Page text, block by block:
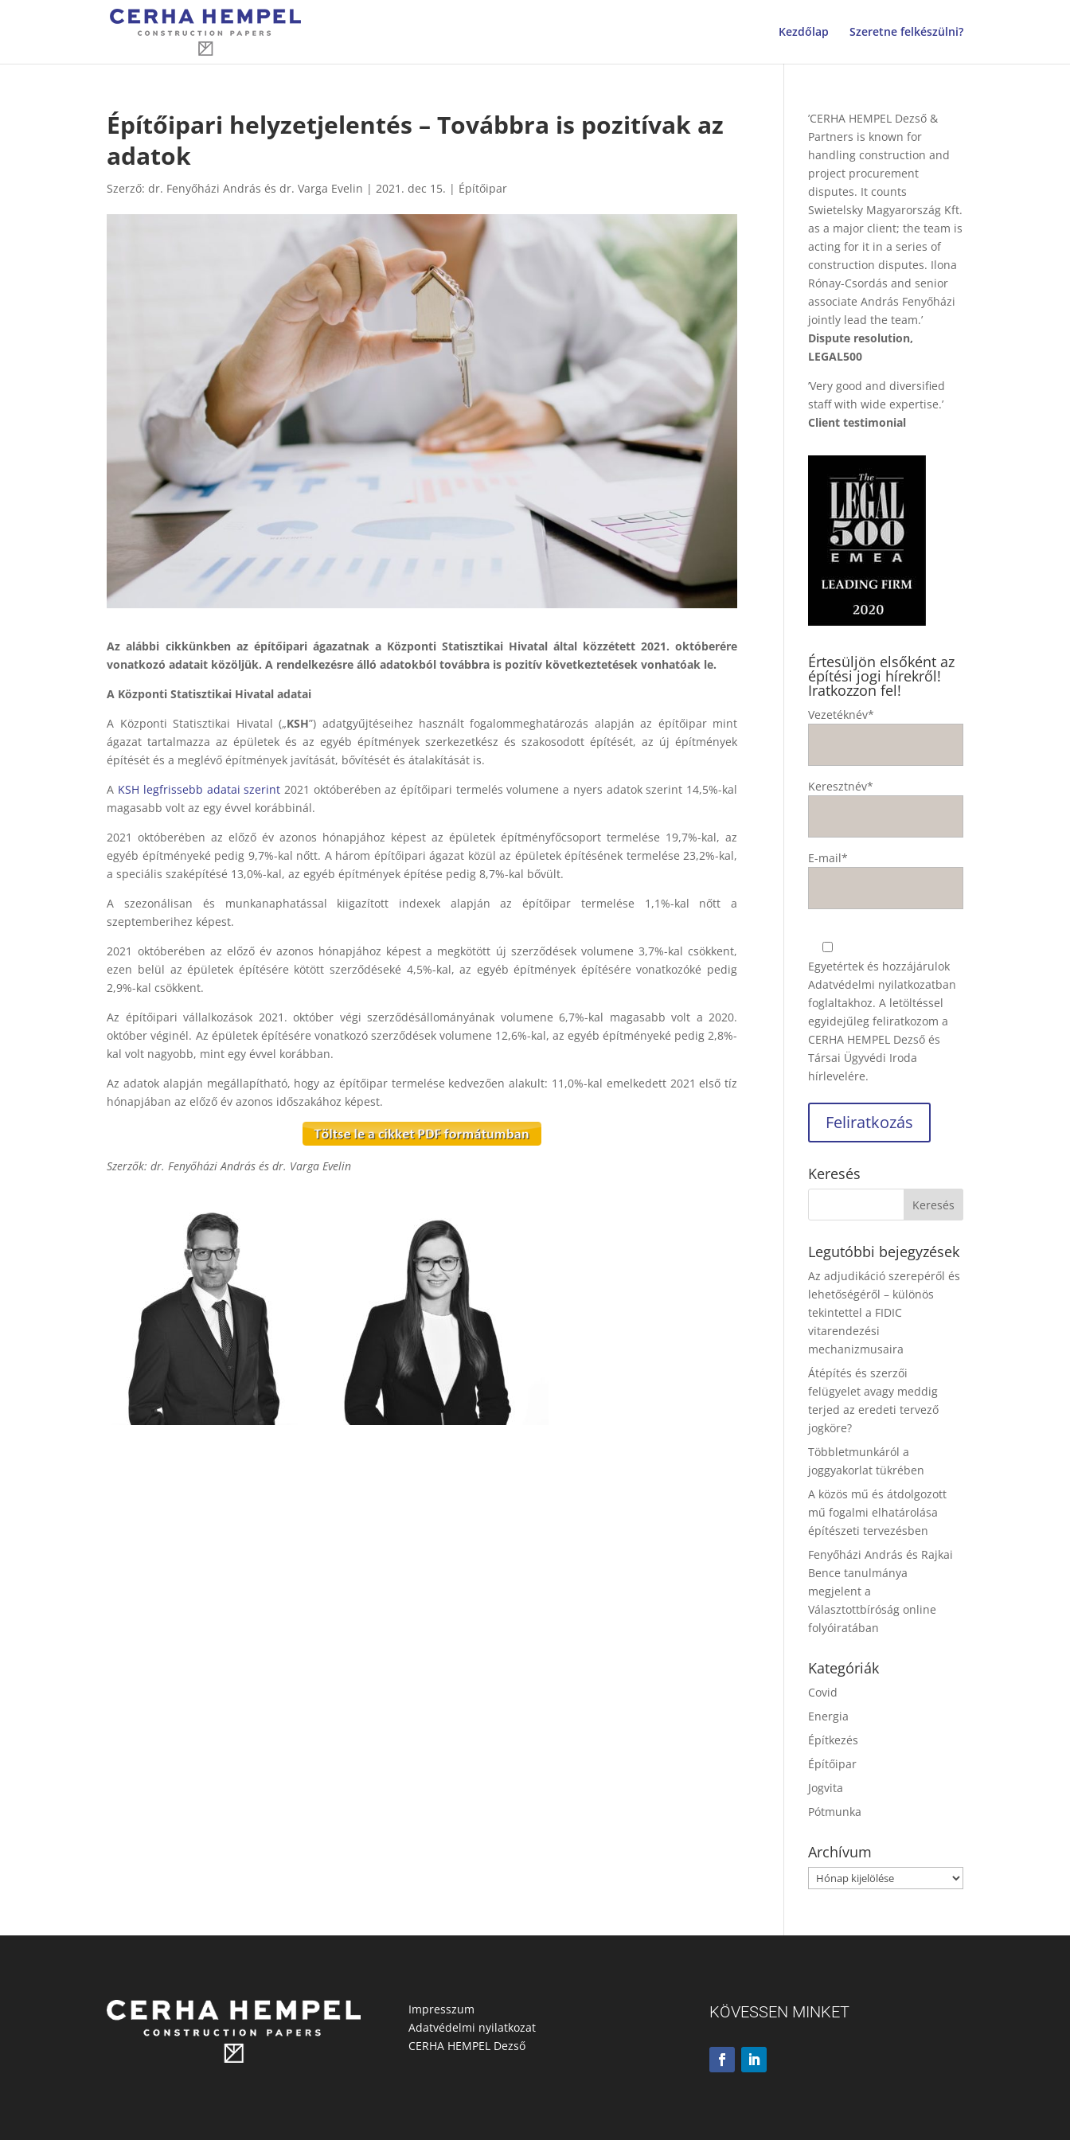
Kezdőlap Szeretne felkészülni?
Építőipari helyzetjelentés – Továbbra is pozitívak az
adatok
Szerző:dr. Fenyőházi András és dr. Varga Evelin |2021. dec 15. | Építőipar
Az alábbi cikkünkben az építőipari ágazatnak a Központi Statisztikai Hivatal által közzétett 2021. októberére
vonatkozó adatait közöljük. A rendelkezésre álló adatokból továbbra is pozitív következtetések vonhatóak le.
A Központi Statisztikai Hivatal adatai
A Központi Statisztikai Hivatal („KSH”) adatgyűjtéseihez használt fogalommeghatározás alapján az építőipar mint
ágazat tartalmazza az épületek és az egyéb építmények szerkezetkész és szakosodott építését, az új építmények
építését és a meglévő építmények javítását, bővítését és átalakítását is.
A KSH legfrissebb adatai szerint 2021 októberében az építőipari termelés volumene a nyers adatok szerint 14,5%-kal
magasabb volt az egy évvel korábbinál.
2021 októberében az előző év azonos hónapjához képest az épületek építményfőcsoport termelése 19,7%-kal, az
egyéb építményeké pedig 9,7%-kal nőtt. A három építőipari ágazat közül az épületek építésének termelése 23,2%-kal,
a speciális szaképítésé 13,0%-kal, az egyéb építmények építése pedig 8,7%-kal bővült.
A szezonálisan és munkanaphatással kiigazított indexek alapján az építőipar termelése 1,1%-kal nőtt a
szeptemberihez képest.
2021 októberében az előző év azonos hónapjához képest a megkötött új szerződések volumene 3,7%-kal csökkent,
ezen belül az épületek építésére kötött szerződéseké 4,5%-kal, az egyéb építmények építésére vonatkozóké pedig
2,9%-kal csökkent.
Az építőipari vállalkozások 2021. október végi szerződésállományának volumene 6,7%-kal magasabb volt a 2020.
október véginél. Az épületek építésére vonatkozó szerződések volumene 12,6%-kal, az egyéb építményeké pedig 2,8%-
kal volt nagyobb, mint egy évvel korábban.
Az adatok alapján megállapítható, hogy az építőipar termelése kedvezően alakult: 11,0%-kal emelkedett 2021 első tíz
hónapjában az előző év azonos időszakához képest.
Szerzők: dr. Fenyőházi András és dr. Varga Evelin
’CERHA HEMPEL Dezső &
Partners is known for
handling construction and
project procurement
disputes. It counts
Swietelsky Magyarország Kft.
as a major client; the team is
acting for it in a series of
construction disputes. Ilona
Rónay-Csordás and senior
associate András Fenyőházi
jointly lead the team.’
Dispute resolution,
LEGAL500
’Very good and diversified
staff with wide expertise.’
Client testimonial
Értesüljön elsőként az
építési jogi hírekről!
Iratkozzon fel!
Vezetéknév*
Keresztnév*
E-mail*
Egyetértek és hozzájárulok
Adatvédelmi nyilatkozatban
foglaltakhoz. A letöltéssel
egyidejűleg feliratkozom a
CERHA HEMPEL Dezső és
Társai Ügyvédi Iroda
hírlevelére.
Keresés
Legutóbbi bejegyzések
Az adjudikáció szerepéről és
lehetőségéről – különös
tekintettel a FIDIC
vitarendezési
mechanizmusaira
Átépítés és szerzői
felügyelet avagy meddig
terjed az eredeti tervező
jogköre?
Többletmunkáról a
joggyakorlat tükrében
A közös mű és átdolgozott
mű fogalmi elhatárolása
építészeti tervezésben
Fenyőházi András és Rajkai
Bence tanulmánya
megjelent a
Választottbíróság online
folyóiratában
Kategóriák
Covid
Energia
Építkezés
Építőipar
Jogvita
Pótmunka
Archívum
Archívum
Impresszum
Adatvédelmi nyilatkozat
CERHA HEMPEL Dezső
KÖVESSEN MINKET